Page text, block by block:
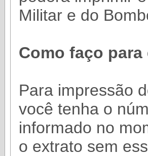
Militar e do
Como faço
Para impressão
você tenha o
informado no
o extrato sem